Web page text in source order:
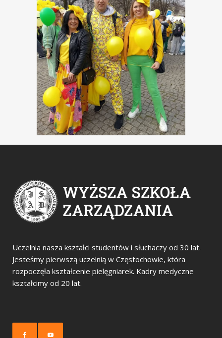
Uczelnia nasza kształci studentów i słuchaczy od 30 lat.
Jesteśmy pierwszą uczelnią w Częstochowie, która
rozpoczęła kształcenie pielęgniarek. Kadry medyczne
kształcimy od 20 lat.